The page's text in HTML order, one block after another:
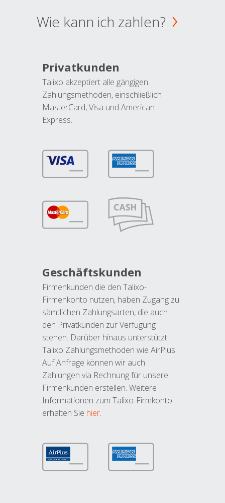
Wie kann ich zahlen?
Privatkunden
Talixo akzeptiert alle gängigen
Zahlungsmethoden, einschließlich
MasterCard, Visa und American
Express.
Geschäftskunden
Firmenkunden die den Talixo-
Firmenkonto nutzen, haben Zugang zu
sämtlichen Zahlungsarten, die auch
den Privatkunden zur Verfügung
stehen. Darüber hinaus unterstützt
Talixo Zahlungsmethoden wie AirPlus.
Auf Anfrage können wir auch
Zahlungen via Rechnung für unsere
Firmenkunden erstellen. Weitere
Informationen zum Talixo-Firmkonto
erhalten Sie hier.